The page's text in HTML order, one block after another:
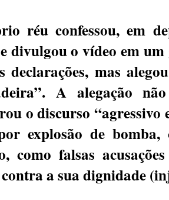
réu confessou, em
divulgou o vídeo em
declarações, mas
A alegação
o discurso “agressivo
explosão de bomba,
como falsas
a sua dignidade